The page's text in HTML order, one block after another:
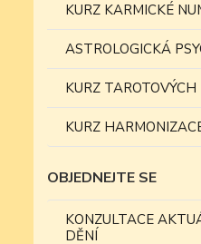
KURZ KARMICKÉ
ASTROLOGICKÁ
KURZ
KURZ
OBJEDNEJTE SE
KONZULTACE
DĚNÍ